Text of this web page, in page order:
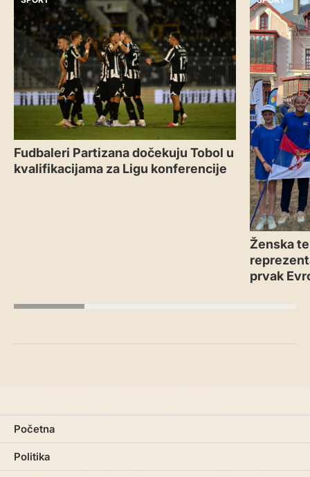
Fudbaleri Partizana dočekuju Tobol u
kvalifikacijama za Ligu konferencije
Ženska
prvak
Početna
Politika